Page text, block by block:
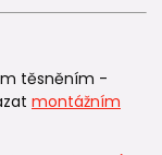
těsněním -
montážním